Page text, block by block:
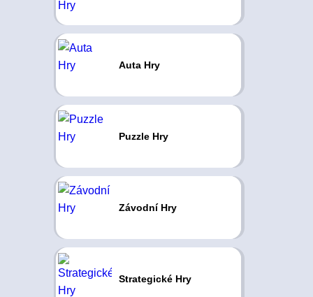
Auta Hry
Puzzle Hry
Závodní Hry
Strategické Hry